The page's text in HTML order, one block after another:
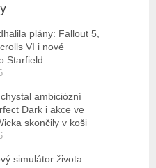
plány: Fallout 5,
VI i nové
Starfield
ambiciózní
Dark i akce ve
skončily v koši
simulátor života